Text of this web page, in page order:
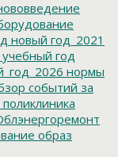
новый год_2021
год
нормы
событий за
образ